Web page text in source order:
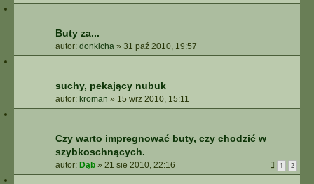
Buty za...
autor: donkicha » 31 paź 2010, 19:57
suchy, pekający nubuk
autor: kroman » 15 wrz 2010, 15:11
Czy warto impregnować buty, czy chodzić w
szybkoschnących.
autor: Dąb » 21 sie 2010, 22:16 1 2